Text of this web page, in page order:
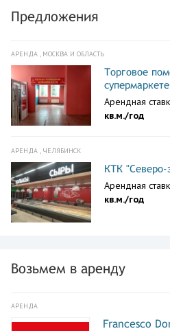
Предложения
АРЕНДА , МОСКВА И ОБЛАСТЬ
Торговое
Арендная
кв.м./год
АРЕНДА , ЧЕЛЯБИНСК
КТК "Северо-
Арендная
кв.м./год
Возьмем в аренду
АРЕНДА
Francesco